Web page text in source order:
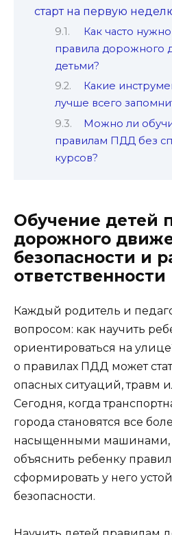
старт на первую
Как часто
правила дорожного
детьми?
Какие
лучше всего
Можно ли
правилам ПДД без
курсов?
Обучение детей
дорожного
безопасности и
ответственности
Каждый родитель и
вопросом: как научить
ориентироваться на
о правилах ПДД может
опасных ситуаций, травм
Сегодня, когда
города становятся все
насыщенными машинами,
объяснить ребенку
сформировать у него
безопасности.